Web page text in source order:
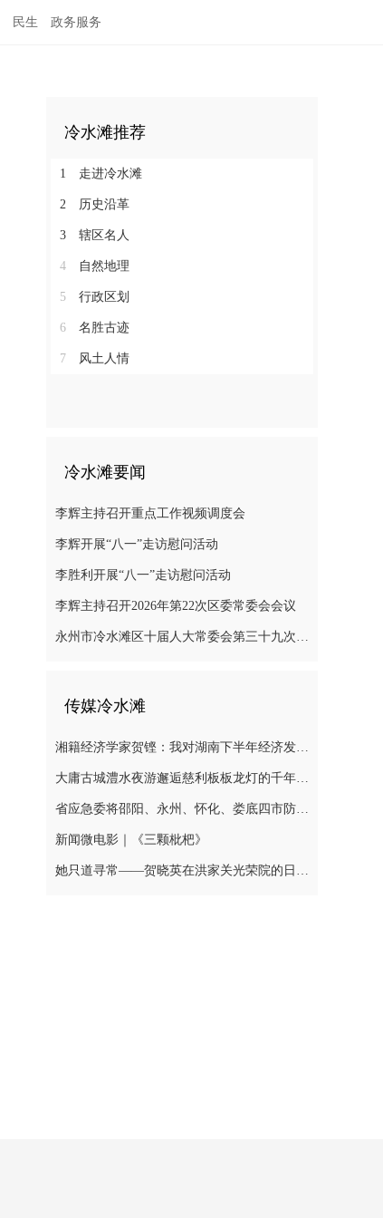
民生 政务服务
冷水滩推荐
1 走进冷水滩
2 历史沿革
3 辖区名人
4 自然地理
5 行政区划
6 名胜古迹
7 风土人情
冷水滩要闻
李辉主持召开重点工作视频调度会
李辉开展“八一”走访慰问活动
李胜利开展“八一”走访慰问活动
李辉主持召开2026年第22次区委常委会会议
永州市冷水滩区十届人大常委会第三十九次会议召开
传媒冷水滩
湘籍经济学家贺铿：我对湖南下半年经济发展有信心
大庸古城澧水夜游邂逅慈利板板龙灯的千年浪漫
省应急委将邵阳、永州、怀化、娄底四市防汛抗灾应急响应提升至三级
新闻微电影｜《三颗枇杷》
她只道寻常——贺晓英在洪家关光荣院的日与夜